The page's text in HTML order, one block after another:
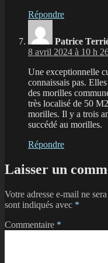
Répondre
Patrice
8 avril 2024 à 10 h
Une exceptionnelle
connaissais pas.
des morilles
très localisé de 50
morilles. Il y a trois
succédé au morilles.
Répondre
Laisser un
Votre adresse e-mail ne
sont indiqués avec *
Commentaire *